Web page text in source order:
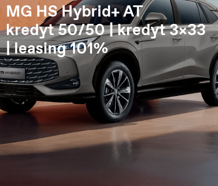
MG HS Hybrid+ AT
kredyt 50/50 | kredyt 3×33
| leasing 101%